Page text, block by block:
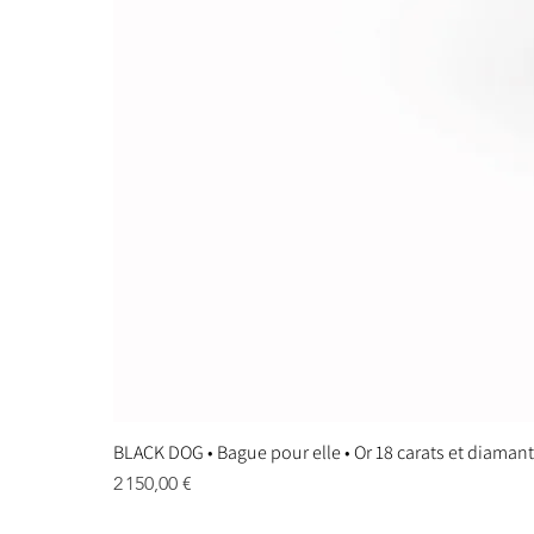
BLACK DOG • Bague pour elle • Or 18 carats et
Prix
2 150,00 €